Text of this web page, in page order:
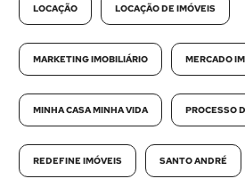
LOCAÇÃO LOCAÇÃO DE IMÓVEIS
MARKETING IMOBILIÁRIO MERCADO
MINHA CASA MINHA VIDA PROCESSO
REDEFINE IMÓVEIS SANTO ANDRÉ